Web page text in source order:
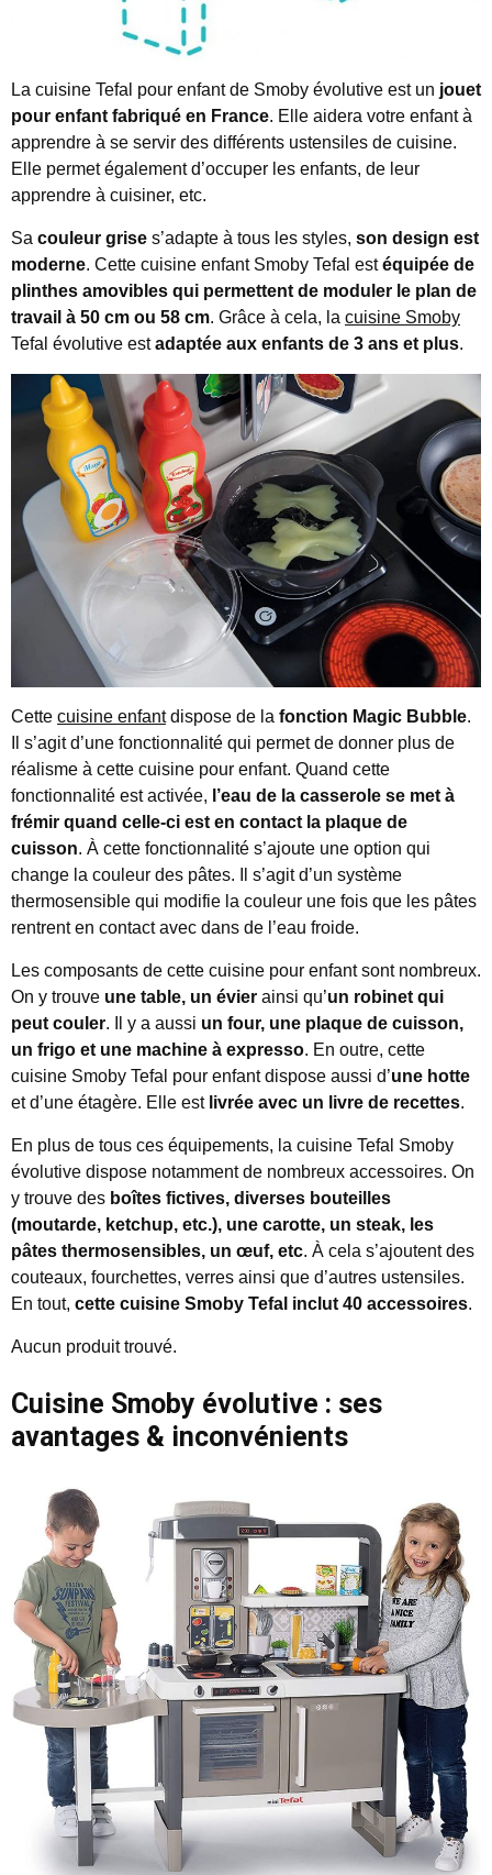
La cuisine Tefal pour enfant de Smoby évolutive est un jouet
pour enfant fabriqué en France. Elle aidera votre enfant à
apprendre à se servir des différents ustensiles de cuisine.
Elle permet également d’occuper les enfants, de leur
apprendre à cuisiner, etc.
Sa couleur grise s’adapte à tous les styles, son design est
moderne. Cette cuisine enfant Smoby Tefal estéquipée de
plinthes amovibles qui permettent de moduler le plan de
travail à 50 cm ou 58 cm. Grâce à cela, la cuisine Smoby
Tefal évolutive estadaptée aux enfants de 3 ans et plus.
Cette cuisine enfantdispose de la fonction Magic Bubble.
Il s’agit d’une fonctionnalité qui permet de donner plus de
réalisme à cette cuisine pour enfant. Quand cette
fonctionnalité est activée, l’eau de la casserole se met à
frémir quand celle-ci est en contact la plaque de
cuisson. À cette fonctionnalité s’ajoute une option qui
change la couleur des pâtes. Il s’agit d’un système
thermosensible qui modifie la couleur une fois que les pâtes
rentrent en contact avec dans de l’eau froide.
Les composants de cette cuisine pour enfant sont nombreux.
On y trouve une table, un évier ainsi qu’un robinet qui
peut couler. Il y a aussi un four, une plaque de cuisson,
un frigo et une machine à expresso. En outre, cette
cuisine Smoby Tefal pour enfant dispose aussi d’une hotte
et d’une étagère. Elle est livrée avec un livre de recettes.
En plus de tous ces équipements, la cuisine Tefal Smoby
évolutive dispose notamment de nombreux accessoires. On
y trouve des boîtes fictives, diverses bouteilles
(moutarde, ketchup, etc.), une carotte, un steak, les
pâtes thermosensibles, un œuf, etc. À cela s’ajoutent des
couteaux, fourchettes, verres ainsi que d’autres ustensiles.
En tout, cette cuisine Smoby Tefal inclut 40 accessoires.
Aucun produit trouvé.
Cuisine Smoby évolutive : ses
avantages & inconvénients